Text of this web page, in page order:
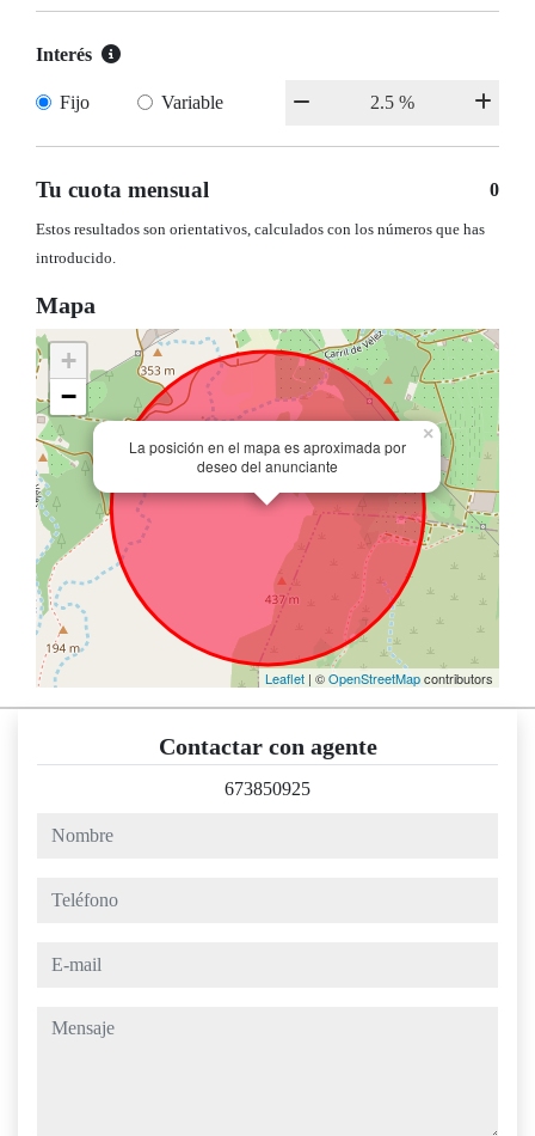
Interés
Fijo Variable
Tu cuota mensual 0
Estos resultados son orientativos, calculados con los números que has
introducido.
Mapa
La posición en el mapa es aproximada por
deseo del anunciante
×
+
−
Leaflet | ©OpenStreetMapcontributors
Contactar con agente
673850925
nombre
teléfono
e-mail
mensaje